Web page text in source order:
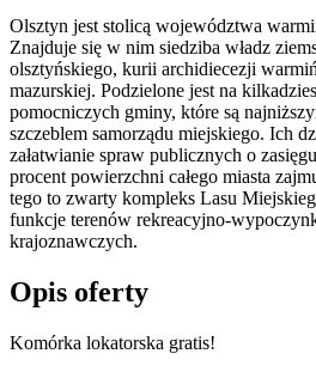
Olsztyn jest stolicą województwa
Znajduje się w nim siedziba władz
olsztyńskiego, kurii archidiecezji
mazurskiej. Podzielone jest na
pomocniczych gminy, które są
szczeblem samorządu miejskiego. Ich
załatwianie spraw publicznych o
procent powierzchni całego miasta
tego to zwarty kompleks Lasu
funkcje terenów rekreacyjno-
krajoznawczych.
Opis oferty
Komórka lokatorska gratis!